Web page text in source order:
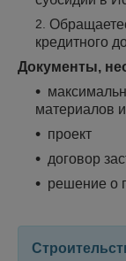
кредитного
Документы,
материалов
проект
договор
решение о